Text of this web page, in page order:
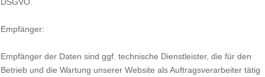
Empfänger:
Empfänger der Daten sind ggf. technische Dienstleister, die für den
Betrieb und die Wartung unserer Website als Auftragsverarbeiter tätig